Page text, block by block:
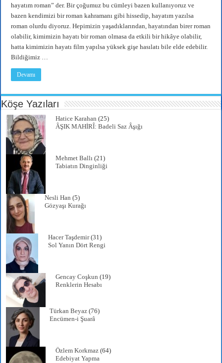
hayatım roman” der. Bir çoğumuz bu cümleyi bazen kullanıyoruz ve
bazen kendimizi bir roman kahramanı gibi hissedip, hayatım yazılsa
roman olurdu diyoruz. Hepimizin yaşadıklarından, hayatından birer roman
olabilir, kimimizin hayatı bir roman olmasa da etkili bir hikâye olabilir,
hatta kimimizin hayatı film yapılsa yüksek gişe hasılatı bile elde edebilir.
Bildiğimiz …
Devamı
Köşe Yazıları
Hatice Karahan (25)
ÂŞIK MAHİRÎ: Badeli Saz Âşığı
Mehmet Ballı (21)
Tabiatın Dinginliği
Nesli Han (5)
Gözyaşı Kurağı
Hacer Taşdemir(31)
Sol Yanın Dört Rengi
Gencay Coşkun (19)
Renklerin Hesabı
Türkan Beyaz (76)
Encümen-i Şuarâ
Özlem Korkmaz (64)
Edebiyat Yapma